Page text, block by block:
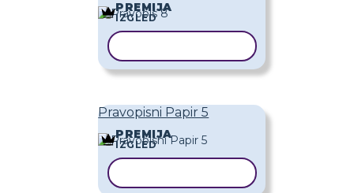
PREMIJA
IZGLED
Pravopisni Papir 5
PREMIJA
IZGLED